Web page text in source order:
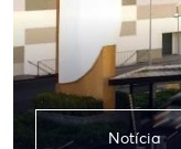
Notícia